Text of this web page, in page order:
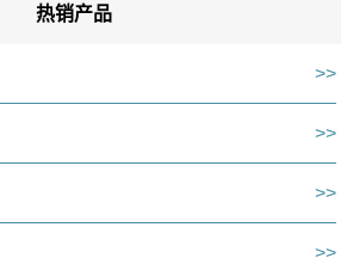
热销产品
>>
>>
>>
>>